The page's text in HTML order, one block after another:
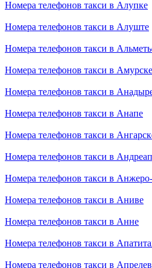
Номера телефонов такси в Алупке
Номера телефонов такси в Алуште
Номера телефонов такси в
Номера телефонов такси в Амурске
Номера телефонов такси в
Номера телефонов такси в Анапе
Номера телефонов такси в
Номера телефонов такси в
Номера телефонов такси в
Номера телефонов такси в Аниве
Номера телефонов такси в Анне
Номера телефонов такси в
Номера телефонов такси в